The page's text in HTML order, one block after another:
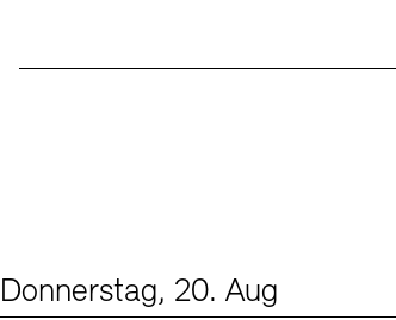
Donnerstag, 20. Aug